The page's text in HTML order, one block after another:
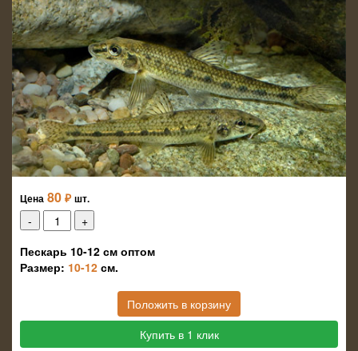
Цена 80 ₽ шт.
Пескарь 10-12 см оптом
Размер: 10-12 см.
Положить в корзину
Купить в 1 клик